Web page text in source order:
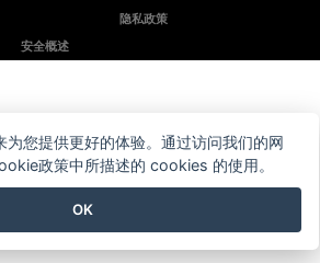
隐私政策
安全概述
您提供更好的体验。通过访问我们的网
政策中所描述的 cookies 的使用。
OK